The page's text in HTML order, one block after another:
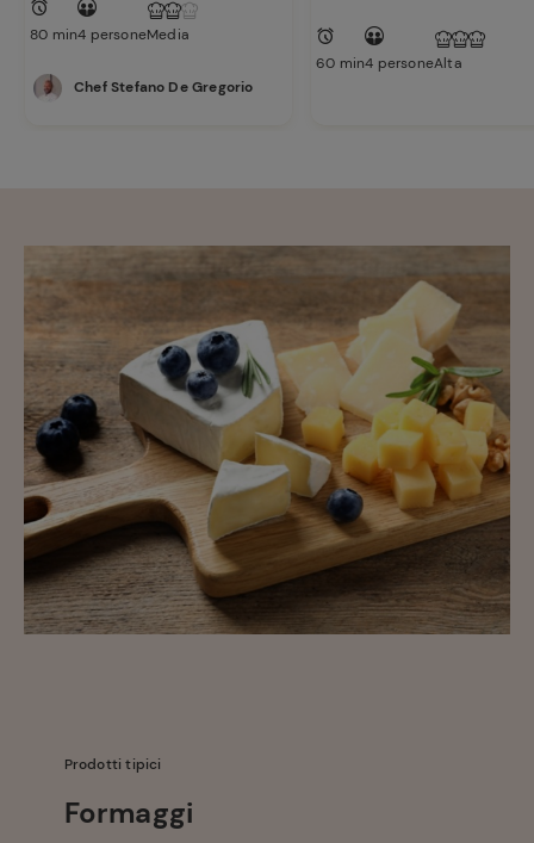
80 min4 personeMedia
Chef Stefano De Gregorio
60 min4 personeAlta
Prodotti tipici
Formaggi
Ricette